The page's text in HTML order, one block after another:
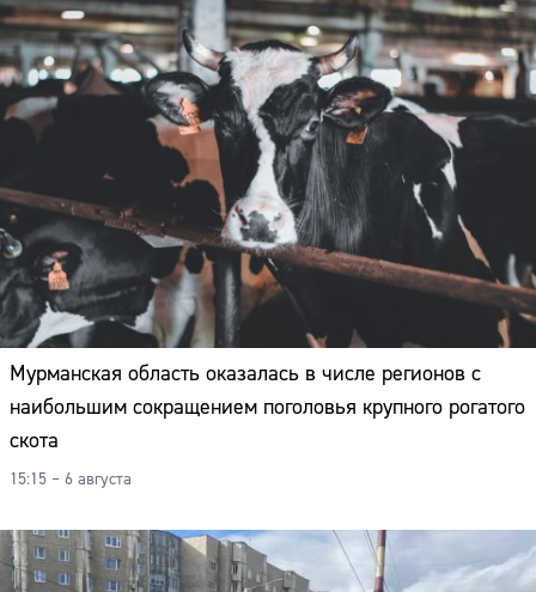
Мурманская область оказалась в числе регионов с
наибольшим сокращением поголовья крупного рогатого
скота
15:15 – 6 августа